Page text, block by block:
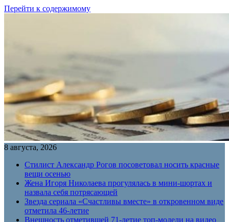
Перейти к содержимому
8 августа, 2026
Стилист Александр Рогов посоветовал носить красные
вещи осенью
Жена Игоря Николаева прогулялась в мини-шортах и
назвала себя потрясающей
Звезда сериала «Счастливы вместе» в откровенном виде
отметила 46-летие
Внешность отметившей 71-летие топ-модели на видео